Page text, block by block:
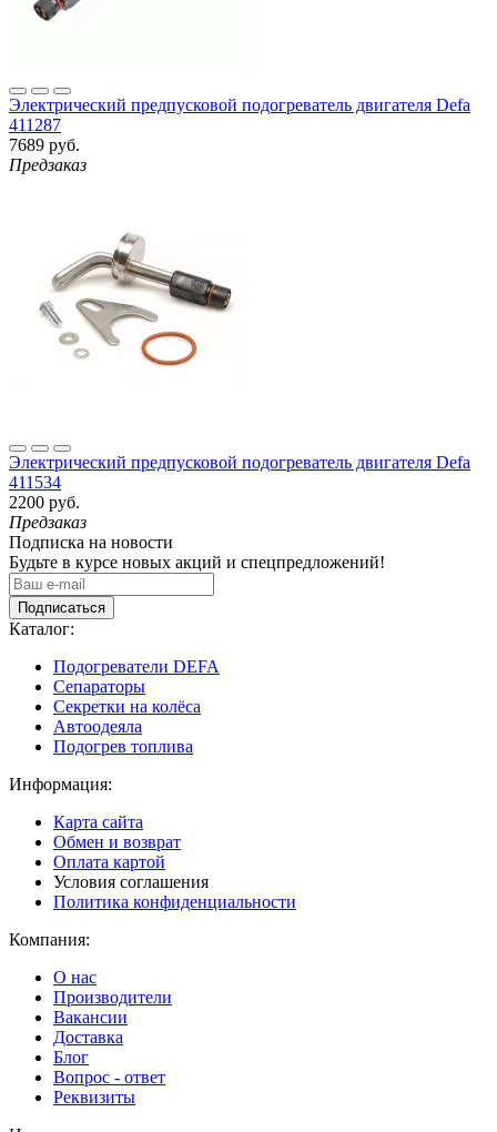
Электрический предпусковой подогреватель двигателя Defa
411287
7689 руб.
Предзаказ
Электрический предпусковой подогреватель двигателя Defa
411534
2200 руб.
Предзаказ
Подписка на новости
Будьте в курсе новых акций и спецпредложений!
Подписаться
Каталог:
Подогреватели DEFA
Сепараторы
Секретки на колёса
Автоодеяла
Подогрев топлива
Информация:
Карта сайта
Обмен и возврат
Оплата картой
Условия соглашения
Политика конфиденциальности
Компания:
О нас
Производители
Вакансии
Доставка
Блог
Вопрос - ответ
Реквизиты